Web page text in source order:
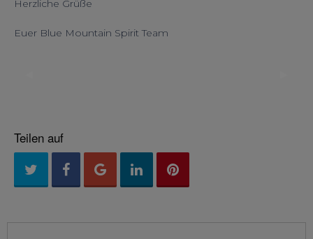
Herzliche Grüße
Euer Blue Mountain Spirit Team
Teilen auf